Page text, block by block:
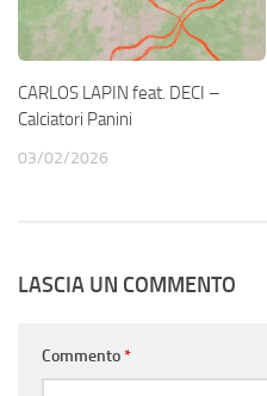
CARLOS LAPIN feat. DECI –
Calciatori Panini
03/02/2026
LASCIA UN COMMENTO
Commento*